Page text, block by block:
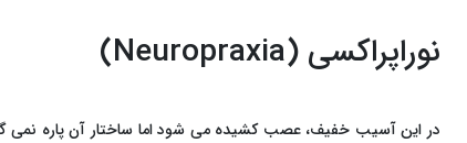
نوراپراکسی (Neuropraxia)
در این آسیب خفیف، عصب کشیده می ‌شود اما ساختار آن پاره نمی